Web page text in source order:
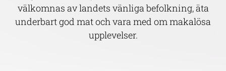
välkomnas av landets vänliga befolkning, äta
underbart god mat och vara med om makalösa
upplevelser.